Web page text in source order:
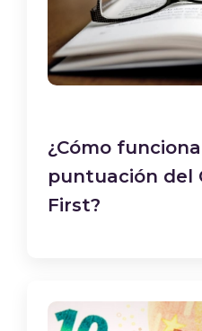
¿Cómo
puntuación del
First?